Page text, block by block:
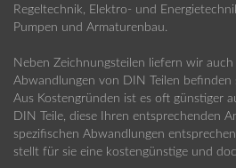
Regeltechnik, Elektro- und
Pumpen und Armaturenbau.
Neben Zeichnungsteilen liefern wir auch
Abwandlungen von DIN Teilen befinden
Aus Kostengründen ist es oft günstiger
DIN Teile, diese Ihren entsprechenden
spezifischen Abwandlungen
stellt für sie eine kostengünstige und